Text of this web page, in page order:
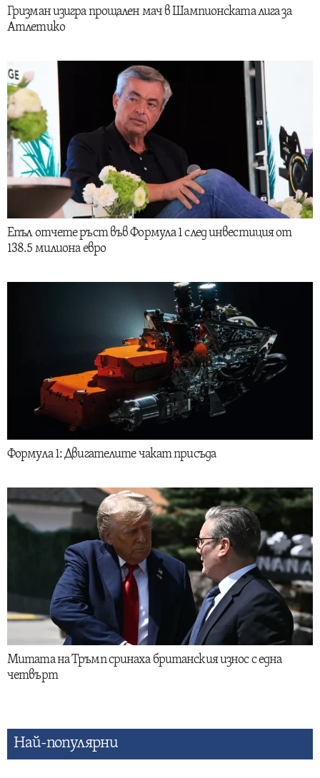
Гризман изигра прощален мач в Шампионската лига за
Атлетико
Епъл отчете ръст във Формула 1 след инвестиция от
138.5 милиона евро
Формула 1: Двигателите чакат присъда
Митата на Тръмп сринаха британския износ с една
четвърт
Най-популярни